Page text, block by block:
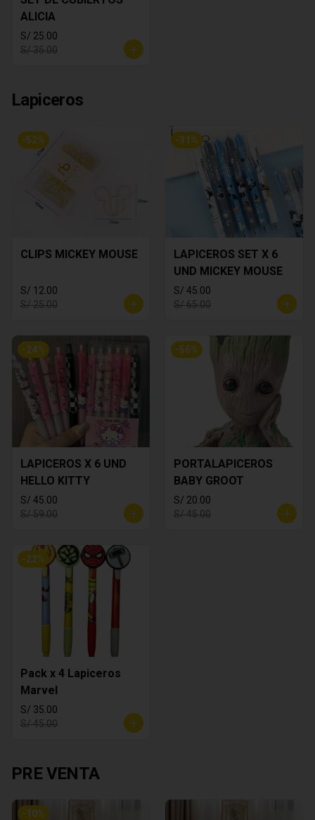
ALICIA
S/ 25.00
S/ 35.00
Lapiceros
-52%
CLIPS MICKEY MOUSE
S/ 12.00
S/ 25.00
-31 %
LAPICEROS SET X 6
UND MICKEY MOUSE
S/ 45.00
S/ 65.00
-24%
LAPICEROS X 6 UND
HELLO KITTY
S/ 45.00
S/ 59.00
-56%
PORTALAPICEROS
BABY GROOT
S/ 20.00
S/ 45.00
-22%
Pack x 4 Lapiceros
Marvel
S/ 35.00
S/ 45.00
PRE VENTA
-10%